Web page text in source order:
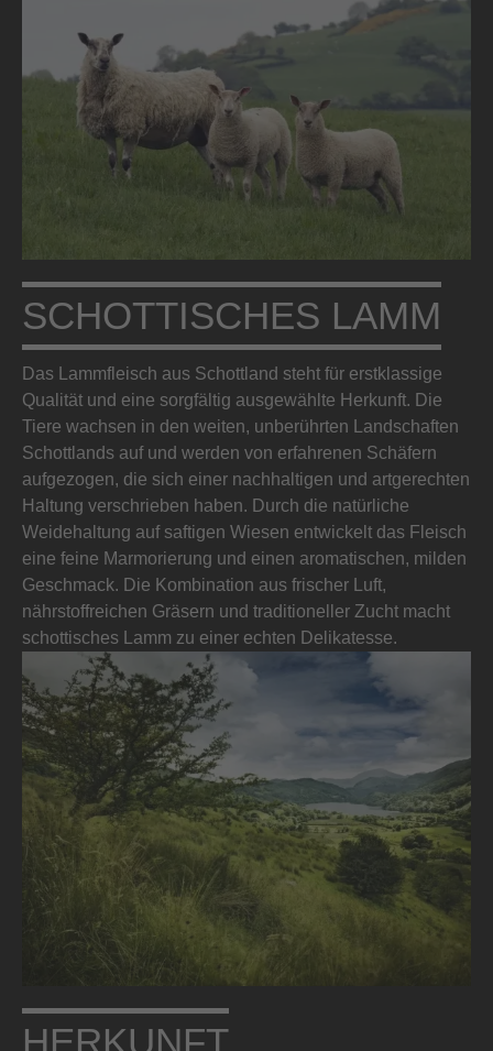
SCHOTTISCHES LAMM
Das Lammfleisch aus Schottland steht für erstklassige
Qualität und eine sorgfältig ausgewählte Herkunft. Die
Tiere wachsen in den weiten, unberührten Landschaften
Schottlands auf und werden von erfahrenen Schäfern
aufgezogen, die sich einer nachhaltigen und artgerechten
Haltung verschrieben haben. Durch die natürliche
Weidehaltung auf saftigen Wiesen entwickelt das Fleisch
eine feine Marmorierung und einen aromatischen, milden
Geschmack. Die Kombination aus frischer Luft,
nährstoffreichen Gräsern und traditioneller Zucht macht
schottisches Lamm zu einer echten Delikatesse.
HERKUNFT